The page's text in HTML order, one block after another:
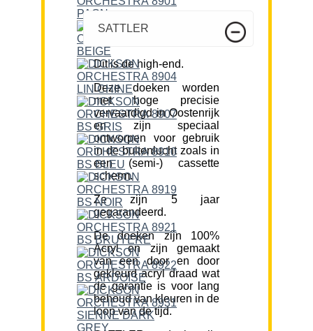
SATTLER
Dit is de high-end.
Deze doeken worden
met hoge precisie
vervaardigd in Oostenrijk
en zijn speciaal
ontworpen voor gebruik
in de buitenlucht zoals in
een (semi-) cassette
scherm.
Ze zijn 5 jaar
gegarandeerd.
De doeken zijn 100%
Acryl en zijn gemaakt
van een door en door
gekleurd acryl draad wat
de garantie is voor lang
behoud van kleuren in de
loop van de tijd.